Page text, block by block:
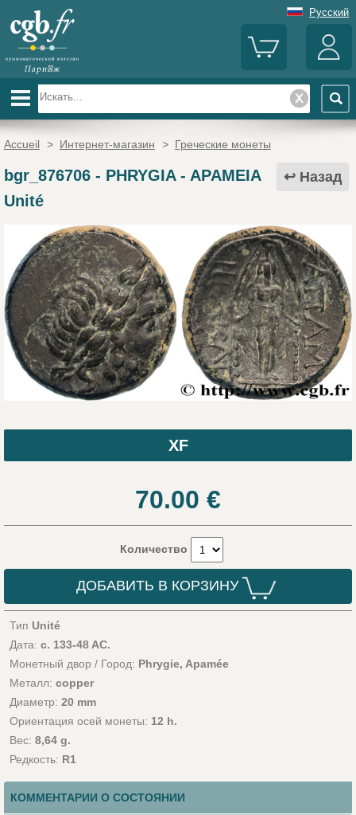
Русский
Accueil > Интернет-магазин > Греческие монеты
Назад
bgr_876706- PHRYGIA - APAMEIA
Unité
XF
70.00 €
Количество
ДОБАВИТЬ В КОРЗИНУ
Тип Unité
Дата: c. 133-48 AC.
Монетный двор / Город: Phrygie, Apamée
Металл: copper
Диаметр: 20 mm
Ориентация осей монеты: 12 h.
Вес: 8,64 g.
Редкость: R1
КОММЕНТАРИИ О СОСТОЯНИИ